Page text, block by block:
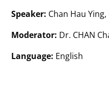
Speaker: Chan Hau Ying,
Moderator: Dr. CHAN
Language: English